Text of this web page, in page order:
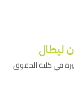
ليطال
في كلية الحقوق